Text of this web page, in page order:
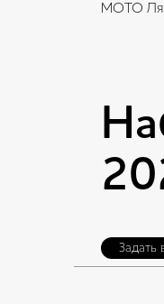
МОТО
Задать